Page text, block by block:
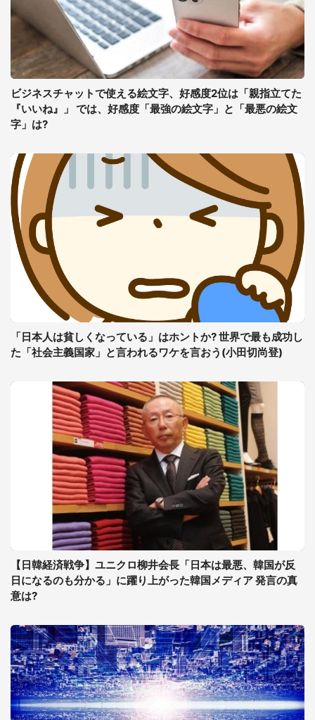
ビジネスチャットで使える絵文字、好感度2位は「親指立てた
『いいね』」 では、好感度「最強の絵文字」と「最悪の絵文
字」は?
「日本人は貧しくなっている」はホントか? 世界で最も成功し
た「社会主義国家」と言われるワケを言おう(小田切尚登)
【日韓経済戦争】ユニクロ柳井会長「日本は最悪、韓国が反
日になるのも分かる」に躍り上がった韓国メディア 発言の真
意は?